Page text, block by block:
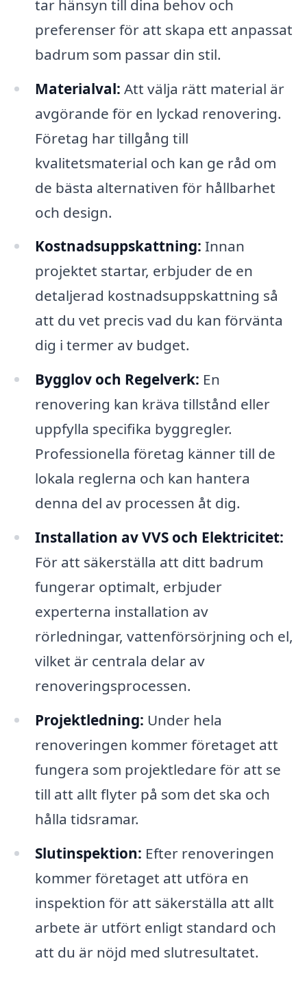
tar hänsyn till dina behov och
preferenser för att skapa ett anpassat
badrum som passar din stil.
Materialval: Att välja rätt material är
avgörande för en lyckad renovering.
Företag har tillgång till
kvalitetsmaterial och kan ge råd om
de bästa alternativen för hållbarhet
och design.
Kostnadsuppskattning: Innan
projektet startar, erbjuder de en
detaljerad kostnadsuppskattning så
att du vet precis vad du kan förvänta
dig i termer av budget.
Bygglov och Regelverk: En
renovering kan kräva tillstånd eller
uppfylla specifika byggregler.
Professionella företag känner till de
lokala reglerna och kan hantera
denna del av processen åt dig.
Installation av VVS och Elektricitet:
För att säkerställa att ditt badrum
fungerar optimalt, erbjuder
experterna installation av
rörledningar, vattenförsörjning och el,
vilket är centrala delar av
renoveringsprocessen.
Projektledning: Under hela
renoveringen kommer företaget att
fungera som projektledare för att se
till att allt flyter på som det ska och
hålla tidsramar.
Slutinspektion: Efter renoveringen
kommer företaget att utföra en
inspektion för att säkerställa att allt
arbete är utfört enligt standard och
att du är nöjd med slutresultatet.